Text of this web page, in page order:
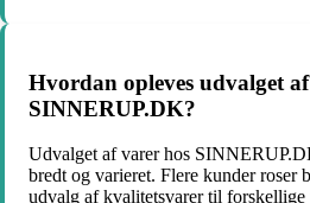
Hvordan opleves udvalget
SINNERUP.DK?
Udvalget af varer hos
bredt og varieret. Flere kunder roser
udvalg af kvalitetsvarer til forskellige